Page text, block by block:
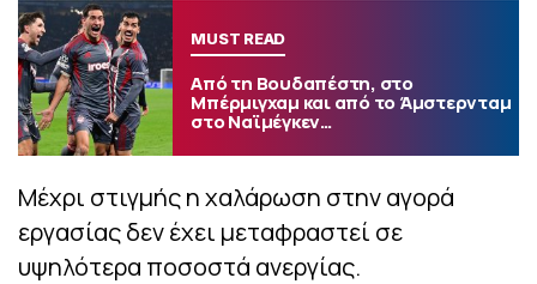
MUST READ
Από τη Βουδαπέστη, στο
Μπέρμιγχαμ και από το Άμστερνταμ
στο Ναϊμέγκεν…
Μέχρι στιγμής η χαλάρωση στην αγορά
εργασίας δεν έχει μεταφραστεί σε
υψηλότερα ποσοστά ανεργίας.